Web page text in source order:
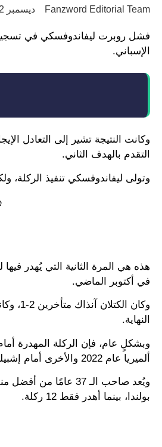
Fanzword Editorial Team ديسمبر 2, 2025
الإسباني.
التقدم بالهدف الثاني.
وتولى ليفاندوفسكي تنفيذ
هذه هي المرة الثانية التي يُهدر
في أكتوبر الماضي.
النهاية.
ألميريا عام 2022 والأخرى أمام إشبيلية).
بولندا، بينما أهدر فقط 12 ركلة.